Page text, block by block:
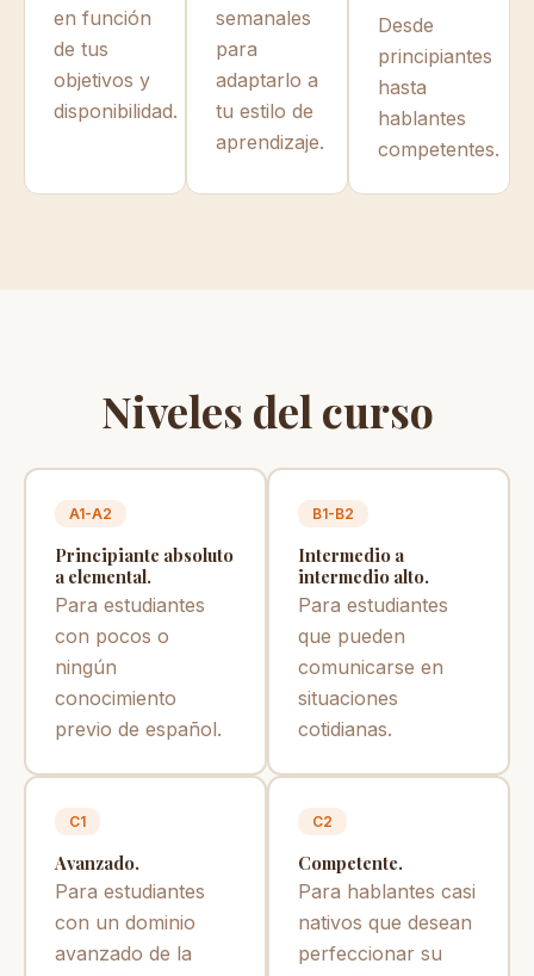
en función
de tus
objetivos y
disponibilidad.
semanales
para
adaptarlo a
tu estilo de
aprendizaje.
Desde
principiantes
hasta
hablantes
competentes.
Niveles del curso
A1-A2
Principiante absoluto
a elemental.
Para estudiantes
con pocos o
ningún
conocimiento
previo de español.
B1-B2
Intermedio a
intermedio alto.
Para estudiantes
que pueden
comunicarse en
situaciones
cotidianas.
C1
Avanzado.
Para estudiantes
con un dominio
avanzado de la
C2
Competente.
Para hablantes casi
nativos que desean
perfeccionar su